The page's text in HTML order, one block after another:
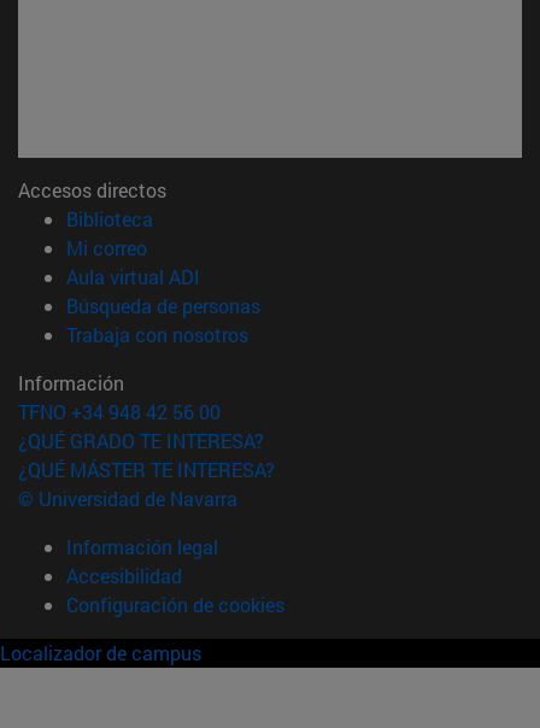
Accesos directos
Biblioteca
Mi correo(abre en nueva ventana)
Aula virtual ADI
Búsqueda de personas(abre en nueva ventana)
Trabaja con nosotros(abre en nueva ventana)
Información
TFNO +34 948 42 56 00
¿QUÉ GRADO TE INTERESA?
¿QUÉ MÁSTER TE INTERESA?
© Universidad de Navarra
Información legal
Accesibilidad
Configuración de cookies
Localizador de campus